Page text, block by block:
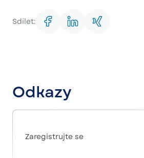
Sdílet:
Odkazy
Zaregistrujte se